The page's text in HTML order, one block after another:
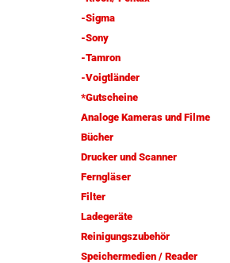
-Sigma
-Sony
-Tamron
-Voigtländer
*Gutscheine
Analoge Kameras und Filme
Bücher
Drucker und Scanner
Ferngläser
Filter
Ladegeräte
Reinigungszubehör
Speichermedien / Reader